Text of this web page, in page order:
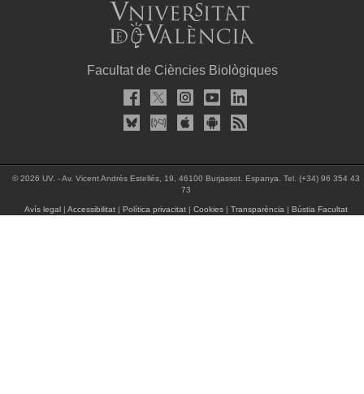
Facultat de Ciències Biològiques
© 2026 UV. - Av. Vicent Andrés Estellés, 19, 46100 Burjassot. Espanya. Tel. (+34) 96 354 43
73
Avís legal| Accessibilitat| Política privacitat| Cookies| Transparència | Bústia Facultat